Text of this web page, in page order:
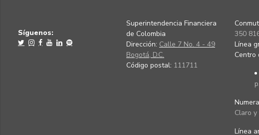
Síguenos:
Superintendencia Financiera
de Colombia
Dirección: Calle 7 No. 4 - 49
Bogotá, D.C.
Código postal: 111711
350
Línea
Centro
Claro y
Línea